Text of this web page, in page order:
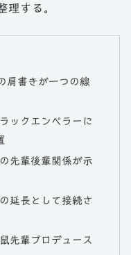
理する。
肩書きが一つの線
ックエンペラーに
先輩後輩関係が示
延長として接続さ
先輩プロデュース